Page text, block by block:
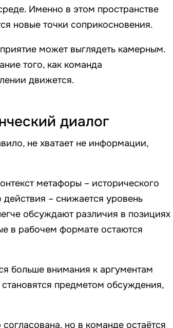
Именно в этом пространстве
новые точки соприкосновения.
может выглядеть камерным.
того, как команда
движется.
диалог
не хватает не информации,
метафоры – исторического
действия – снижается уровень
обсуждают различия в позициях
в рабочем формате остаются
больше внимания к аргументам
предметом обсуждения,
но в команде остаётся